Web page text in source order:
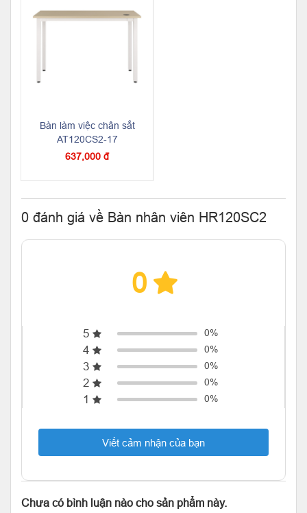
Bàn làm việc chân sắt
AT120CS2-17
637,000 đ
0 đánh giá về Bàn nhân viên HR120SC2
0
5 0%
4 0%
3 0%
2 0%
1 0%
Viết cảm nhận của bạn
Chưa có bình luận nào cho sản phẩm này.